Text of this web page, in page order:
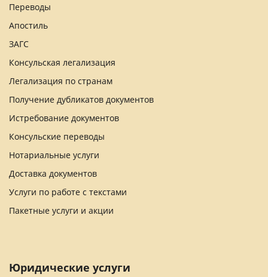
Переводы
Апостиль
ЗАГС
Консульская легализация
Легализация по странам
Получение дубликатов документов
Истребование документов
Консульские переводы
Нотариальные услуги
Доставка документов
Услуги по работе с текстами
Пакетные услуги и акции
Юридические услуги